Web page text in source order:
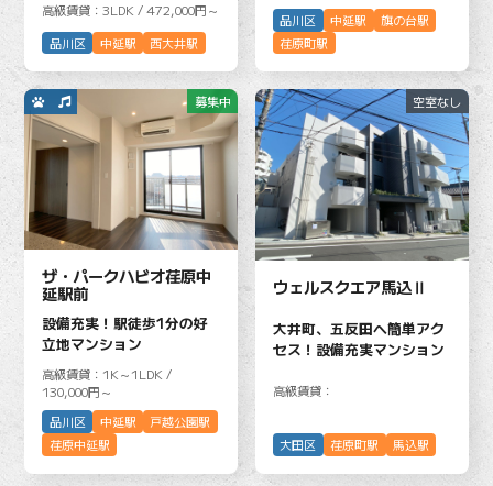
高級賃貸：3LDK / 472,000円～
品川区
中延駅 西大井駅
品川区
中延駅
旗の台駅
荏原町駅
ザ・パークハビオ荏原中
延駅前
設備充実！駅徒歩1分の好
立地マンション
高級賃貸：1K～1LDK /
130,000円～
品川区
中延駅
戸越公園駅
荏原中延駅
募集中
ウェルスクエア馬込Ⅱ
大井町、五反田へ簡単アク
セス！設備充実マンション
高級賃貸：
大田区 荏原町駅 馬込駅
空室なし